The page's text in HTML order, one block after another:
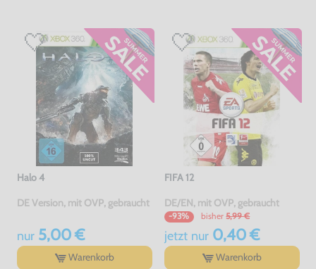
Halo 4
DE Version, mit OVP, gebraucht
nur5,00 €
Warenkorb
FIFA 12
DE/EN, mit OVP, gebraucht
-93% bisher 5,99 €
jetzt nur0,40 €
Warenkorb